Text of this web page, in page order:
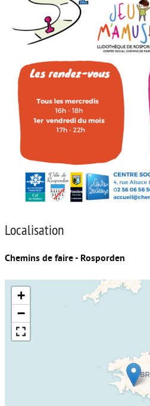
Localisation
Chemins de faire - Rosporden
+
−